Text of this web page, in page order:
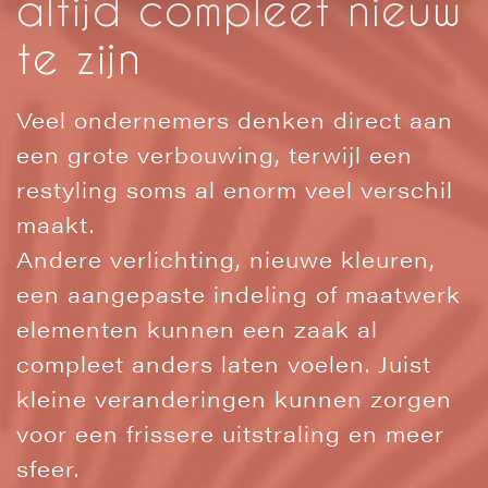
te zijn
Veel ondernemers denken direct aan
een grote verbouwing, terwijl een
restyling soms al enorm veel verschil
maakt.
Andere verlichting, nieuwe kleuren,
een aangepaste indeling of maatwerk
elementen kunnen een zaak al
compleet anders laten voelen. Juist
kleine veranderingen kunnen zorgen
voor een frissere uitstraling en meer
sfeer.